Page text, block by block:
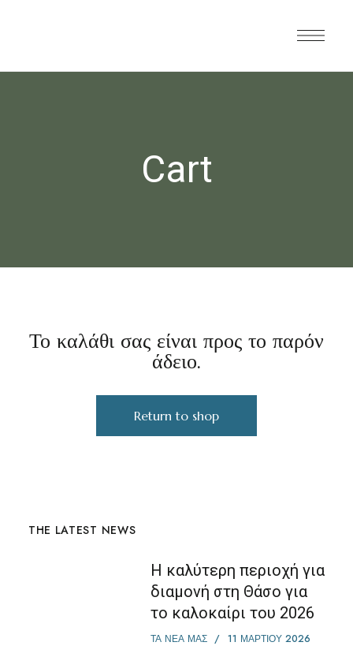
Cart
Το καλάθι σας είναι προς το παρόν
άδειο.
Return to shop
THE LATEST NEWS
Η καλύτερη περιοχή για
διαμονή στη Θάσο για
το καλοκαίρι του 2026
ΤΑ ΝΕΑ ΜΑΣ 11 ΜΑΡΤΊΟΥ 2026